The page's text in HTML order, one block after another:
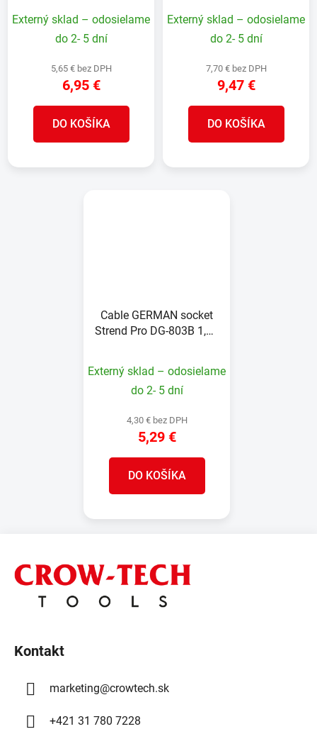
Externý sklad – odosielame
do 2- 5 dní
5,65 € bez DPH
6,95 €
DO KOŠÍKA
Externý sklad – odosielame
do 2- 5 dní
7,70 € bez DPH
9,47 €
DO KOŠÍKA
Cable GERMAN socket
Strend Pro DG-803B 1,50
Externý sklad – odosielame
do 2- 5 dní
4,30 € bez DPH
5,29 €
DO KOŠÍKA
Kontakt
marketing@crowtech.sk
+421 31 780 7228